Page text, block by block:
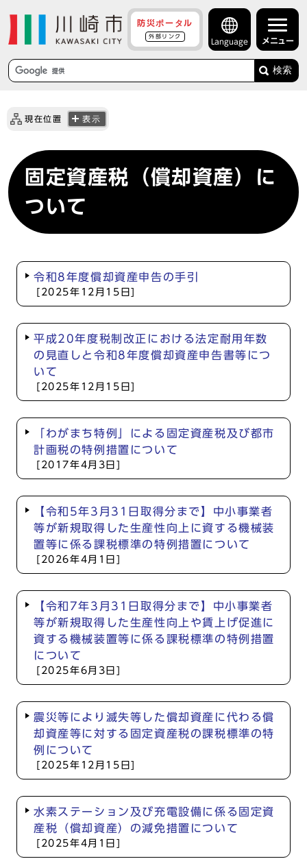
防災ポータル
外部リンク
Language メニュー
検索
現在位置 表示
固定資産税（償却資産）に
ついて
令和8年度償却資産申告の手引
[2025年12月15日]
平成20年度税制改正における法定耐用年数
の見直しと令和8年度償却資産申告書等につ
いて
[2025年12月15日]
「わがまち特例」による固定資産税及び都市
計画税の特例措置について
[2017年4月3日]
【令和5年3月31日取得分まで】中小事業者
等が新規取得した生産性向上に資する機械装
置等に係る課税標準の特例措置について
[2026年4月1日]
【令和7年3月31日取得分まで】中小事業者
等が新規取得した生産性向上や賃上げ促進に
資する機械装置等に係る課税標準の特例措置
について
[2025年6月3日]
震災等により滅失等した償却資産に代わる償
却資産等に対する固定資産税の課税標準の特
例について
[2025年12月15日]
水素ステーション及び充電設備に係る固定資
産税（償却資産）の減免措置について
[2025年4月1日]